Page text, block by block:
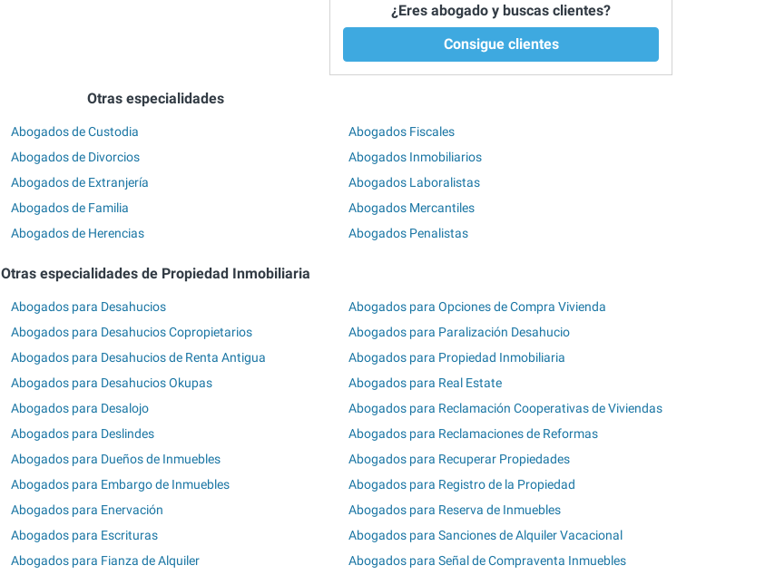
¿Eres abogado y buscas clientes?
Consigue clientes
Otras especialidades
Abogados de Custodia
Abogados de Divorcios
Abogados de Extranjería
Abogados de Familia
Abogados de Herencias
Abogados Fiscales
Abogados Inmobiliarios
Abogados Laboralistas
Abogados Mercantiles
Abogados Penalistas
Otras especialidades de Propiedad Inmobiliaria
Abogados para Desahucios
Abogados para Desahucios Copropietarios
Abogados para Desahucios de Renta Antigua
Abogados para Desahucios Okupas
Abogados para Desalojo
Abogados para Deslindes
Abogados para Dueños de Inmuebles
Abogados para Embargo de Inmuebles
Abogados para Enervación
Abogados para Escrituras
Abogados para Fianza de Alquiler
Abogados para Opciones de Compra Vivienda
Abogados para Paralización Desahucio
Abogados para Propiedad Inmobiliaria
Abogados para Real Estate
Abogados para Reclamación Cooperativas de Viviendas
Abogados para Reclamaciones de Reformas
Abogados para Recuperar Propiedades
Abogados para Registro de la Propiedad
Abogados para Reserva de Inmuebles
Abogados para Sanciones de Alquiler Vacacional
Abogados para Señal de Compraventa Inmuebles